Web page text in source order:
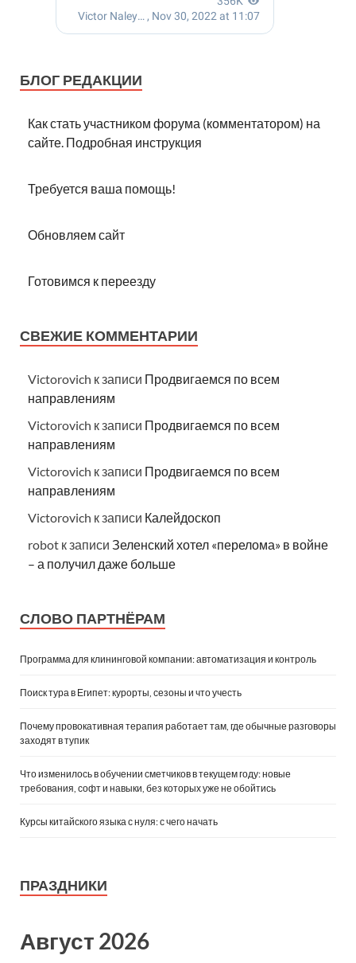
БЛОГ РЕДАКЦИИ
Как стать участником форума (комментатором) на
сайте. Подробная инструкция
Требуется ваша помощь!
Обновляем сайт
Готовимся к переезду
СВЕЖИЕ КОММЕНТАРИИ
Victorovich к записи Продвигаемся по всем
направлениям
Victorovich к записи Продвигаемся по всем
направлениям
Victorovich к записи Продвигаемся по всем
направлениям
Victorovich к записи Калейдоскоп
robot к записи Зеленский хотел «перелома» в войне
– а получил даже больше
СЛОВО ПАРТНЁРАМ
Программа для клининговой компании: автоматизация и контроль
Поиск тура в Египет: курорты, сезоны и что учесть
Почему провокативная терапия работает там, где обычные разговоры
заходят в тупик
Что изменилось в обучении сметчиков в текущем году: новые
требования, софт и навыки, без которых уже не обойтись
Курсы китайского языка с нуля: с чего начать
ПРАЗДНИКИ
Август 2026